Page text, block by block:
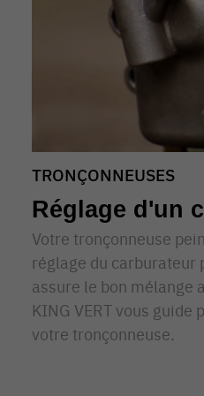
TRONÇONNEUSES
Réglage d'un
Votre tronçonneuse
réglage du carburateur
assure le bon mélange
KING VERT vous
votre tronçonneuse.